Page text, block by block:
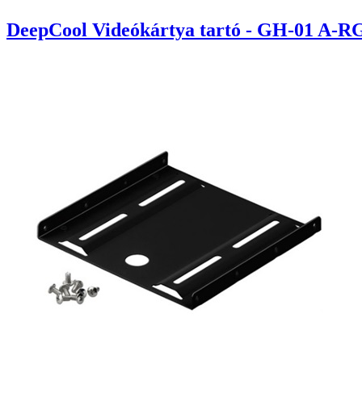
DeepCool Videókártya tartó - GH-01 A-